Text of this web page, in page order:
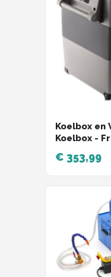
Koelbox en
Koelbox -
35L -
€ 353,99